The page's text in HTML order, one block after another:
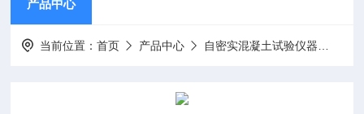
产品中心
当前位置：首页 产品中心 自密实混凝土试验仪器